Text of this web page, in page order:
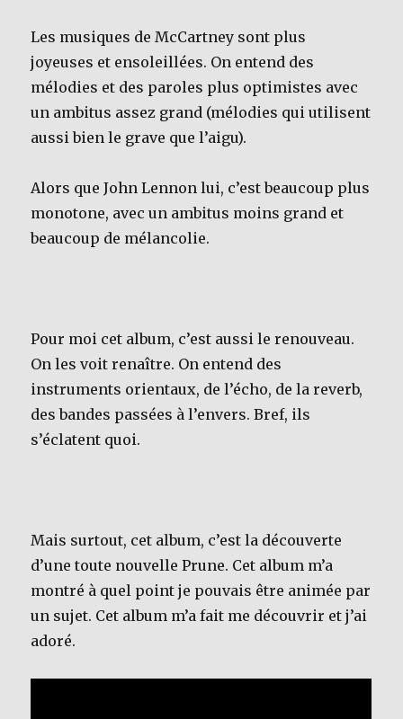
Les musiques de McCartney sont plus
joyeuses et ensoleillées. On entend des
mélodies et des paroles plus optimistes avec
un ambitus assez grand (mélodies qui utilisent
aussi bien le grave que l’aigu).
Alors que John Lennon lui, c’est beaucoup plus
monotone, avec un ambitus moins grand et
beaucoup de mélancolie.
Pour moi cet album, c’est aussi le renouveau.
On les voit renaître. On entend des
instruments orientaux, de l’écho, de la reverb,
des bandes passées à l’envers. Bref, ils
s’éclatent quoi.
Mais surtout, cet album, c’est la découverte
d’une toute nouvelle Prune. Cet album m’a
montré à quel point je pouvais être animée par
un sujet. Cet album m’a fait me découvrir et j’ai
adoré.